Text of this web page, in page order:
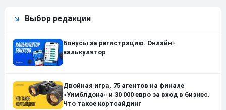
Выбор редакции
Бонусы за регистрацию. Онлайн-
калькулятор
Двойная игра, 75 агентов на финале
«Уимблдона» и 30 000 евро за вход в бизнес.
Что такое кортсайдинг